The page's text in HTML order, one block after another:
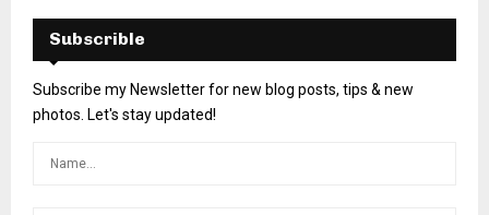
Subscrible
Subscribe my Newsletter for new blog posts, tips & new
photos. Let's stay updated!